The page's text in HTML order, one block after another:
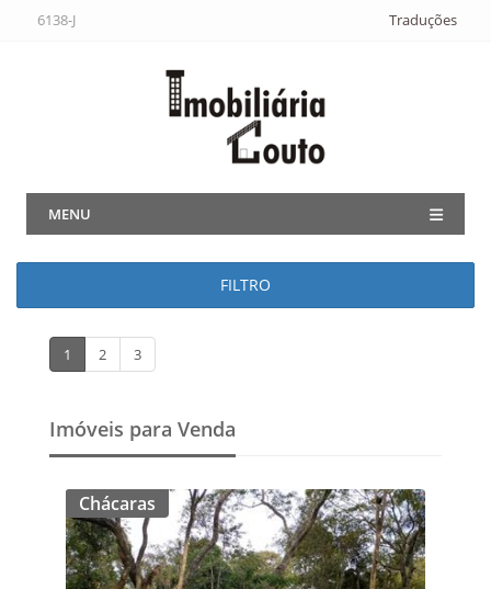
6138-J Traduções
MENU
FILTRO
1 2 3
Imóveis para Venda
Chácaras